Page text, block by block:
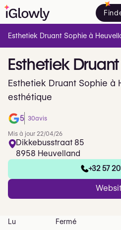
Esthetiek Druant
Esthetiek Druant Sophie
esthétique
5 30avis
Mis à jour 22/04/26
Dikkebusstraat 85
8958 Heuvelland
+32 57
Lu
Fermé
Esthetiek Druant Sophie à